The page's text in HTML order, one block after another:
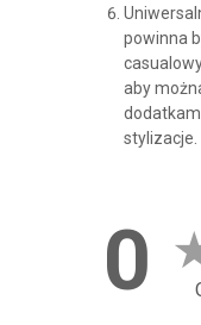
powinna
aby
stylizacje.
0